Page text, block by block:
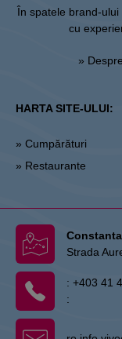
În spatele brand-
cu
»
HARTA SITE-ULUI:
» Cumpărături
» Restaurante
Constanta
Strada
: +403 41
: